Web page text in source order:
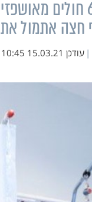
רף ה-6,000, ועומד
| עודכן 15.03.21 10:45